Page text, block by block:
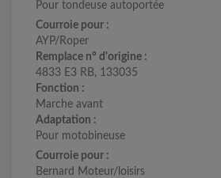
Pour tondeuse autoportée
Courroie pour :
AYP/Roper
Remplace n° d'origine :
4833 E3 RB, 133035
Fonction :
Marche avant
Adaptation :
Pour motobineuse
Courroie pour :
Bernard Moteur/loisirs